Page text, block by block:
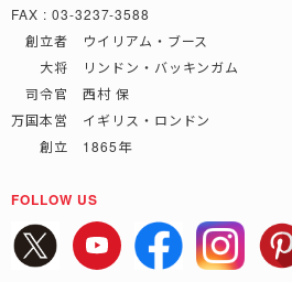
FAX : 03-3237-3588
創立者 ウイリアム・ブース
大将 リンドン・バッキンガム
司令官 西村 保
万国本営 イギリス・ロンドン
創立 1865年
FOLLOW US